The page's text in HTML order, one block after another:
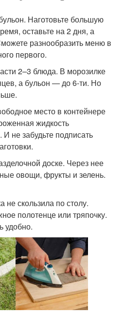
Наготовьте большую
оставьте на 2 дня, а
разнообразить меню в
первого.
2–3 блюда. В морозилке
а бульон — до 6-ти. Но
место в контейнере
жидкость
не забудьте подписать
доске. Через нее
овощи, фрукты и зелень.
не скользила по столу.
полотенце или тряпочку.
удобно.